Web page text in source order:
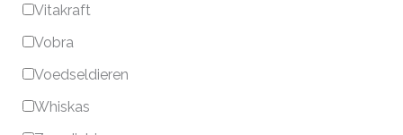
Vitakraft
Vobra
Voedseldieren
Whiskas